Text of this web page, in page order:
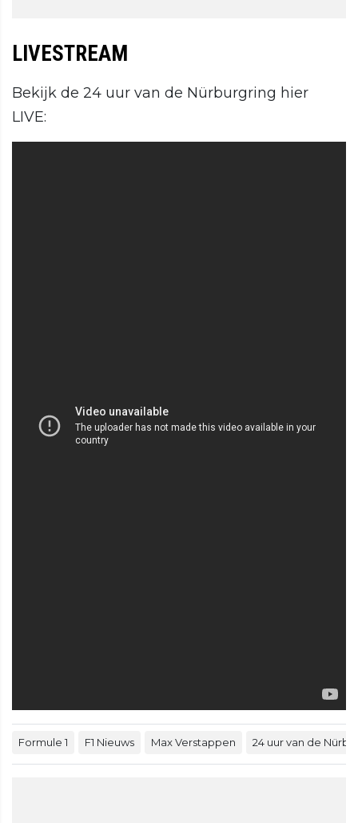
LIVESTREAM
Bekijk de 24 uur van de Nürburgring hier
LIVE:
Formule 1 F1 Nieuws Max Verstappen 24 uur van de